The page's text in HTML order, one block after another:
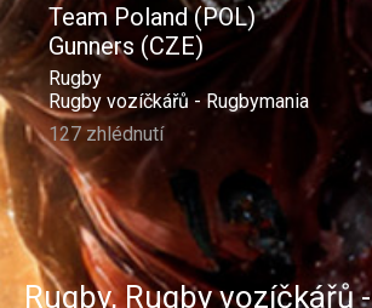
Team Poland (POL)
Gunners (CZE)
Rugby
Rugby vozíčkářů - Rugbymania
127 zhlédnutí
Rugby, Rugby vozíčkářů -